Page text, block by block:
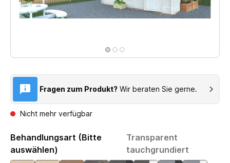
Fragen zum Produkt? Wir beraten Sie gerne.
Nicht mehr verfügbar
Behandlungsart (Bitte
auswählen)
Transparent
tauchgrundiert